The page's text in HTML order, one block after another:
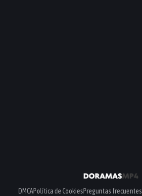
DMCAPolítica de CookiesPreguntas frecuentes